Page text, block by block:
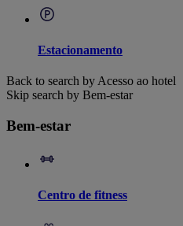
Estacionamento
Back to search by Acesso ao hotel
Skip search by Bem-estar
Bem-estar
Centro de fitness